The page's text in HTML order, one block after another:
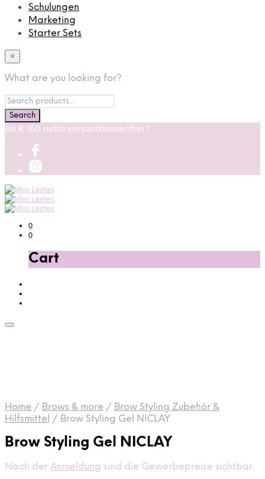
Schulungen
Marketing
Starter Sets
×
What are you looking for?
Ab € 150 netto versandkostenfrei !
0
0
Cart
Home / Brows & more / Brow Styling Zubehör &
Hilfsmittel / Brow Styling Gel NICLAY
Brow Styling Gel NICLAY
Nach der Anmeldung sind die Gewerbepreise sichtbar.